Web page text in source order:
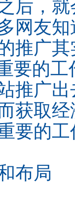
后，
网友
推广
要的
推广
获取
要的工
布局